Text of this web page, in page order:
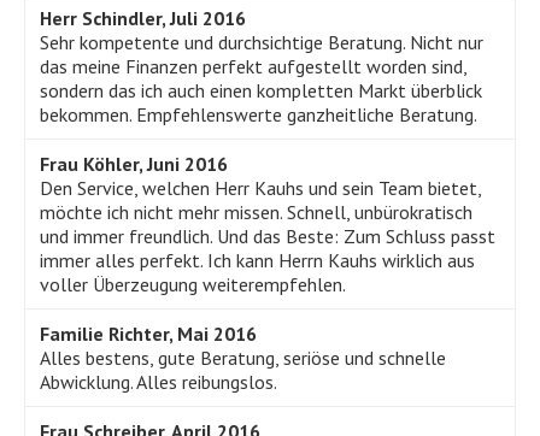
Herr Schindler, Juli 2016
Sehr kompetente und durchsichtige Beratung. Nicht nur
das meine Finanzen perfekt aufgestellt worden sind,
sondern das ich auch einen kompletten Markt überblick
bekommen. Empfehlenswerte ganzheitliche Beratung.
Frau Köhler, Juni 2016
Den Service, welchen Herr Kauhs und sein Team bietet,
möchte ich nicht mehr missen. Schnell, unbürokratisch
und immer freundlich. Und das Beste: Zum Schluss passt
immer alles perfekt. Ich kann Herrn Kauhs wirklich aus
voller Überzeugung weiterempfehlen.
Familie Richter, Mai 2016
Alles bestens, gute Beratung, seriöse und schnelle
Abwicklung. Alles reibungslos.